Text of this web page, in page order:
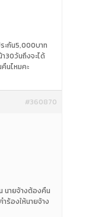
ะกัน5,000บาท
30วันถึงจะได้
นไหมคะ
#360870
นายจ้างต้องคืน
ร้องให้นายจ้าง